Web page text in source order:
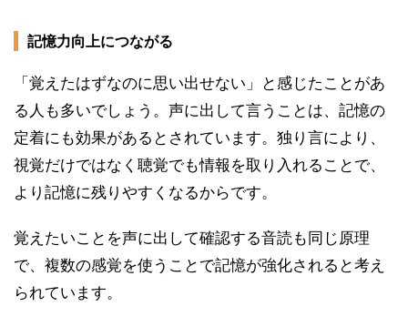
記憶力向上につながる
「覚えたはずなのに思い出せない」と感じたことがあ
る人も多いでしょう。声に出して言うことは、記憶の
定着にも効果があるとされています。独り言により、
視覚だけではなく聴覚でも情報を取り入れることで、
より記憶に残りやすくなるからです。
覚えたいことを声に出して確認する音読も同じ原理
で、複数の感覚を使うことで記憶が強化されると考え
られています。